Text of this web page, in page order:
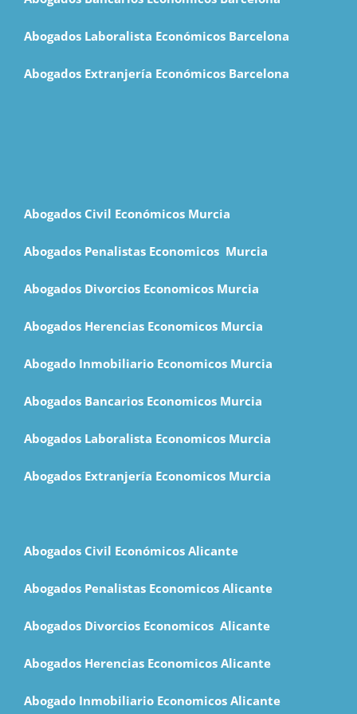
Abogados Laboralista Económicos Barcelona
Abogados Extranjería Económicos Barcelona
Abogados Civil Económicos Murcia
Abogados Penalistas Economicos Murcia
Abogados Divorcios Economicos Murcia
Abogados Herencias Economicos Murcia
Abogado Inmobiliario Economicos Murcia
Abogados Bancarios Economicos Murcia
Abogados Laboralista Economicos Murcia
Abogados Extranjería Economicos Murcia
Abogados Civil Económicos Alicante
Abogados Penalistas Economicos Alicante
Abogados Divorcios Economicos Alicante
Abogados Herencias Economicos Alicante
Abogado Inmobiliario Economicos Alicante